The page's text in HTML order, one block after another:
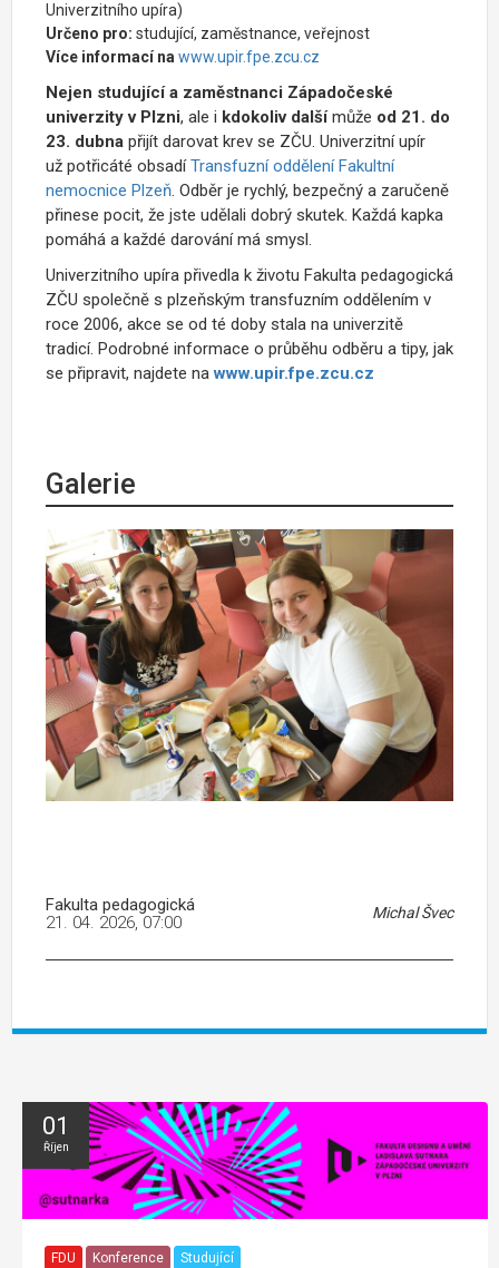
Univerzitního upíra)
Určeno pro: studující, zaměstnance, veřejnost
Více informací nawww.upir.fpe.zcu.cz
Nejen studující a zaměstnanci Západočeské
univerzity v Plzni, ale i kdokoliv dalšímůže od 21. do
23. dubna přijít darovat krev se ZČU. Univerzitní upír
už potřicáté obsadíTransfuzní oddělení Fakultní
nemocnice Plzeň. Odběr je rychlý, bezpečný a zaručeně
přinese pocit, že jste udělali dobrý skutek. Každá kapka
pomáhá a každé darování má smysl.
Univerzitního upíra přivedla k životu Fakulta pedagogická
ZČU společně s plzeňským transfuzním oddělením v
roce 2006, akce se od té doby stala na univerzitě
tradicí. Podrobné informace o průběhu odběru a tipy, jak
se připravit, najdete nawww.upir.fpe.zcu.cz
Galerie
Fakulta pedagogická Michal Švec
21. 04. 2026, 07:00
01
Říjen
FDU Konference Studující